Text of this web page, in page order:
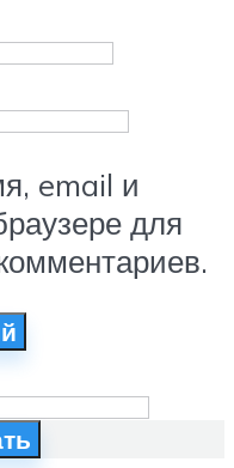
email и
для